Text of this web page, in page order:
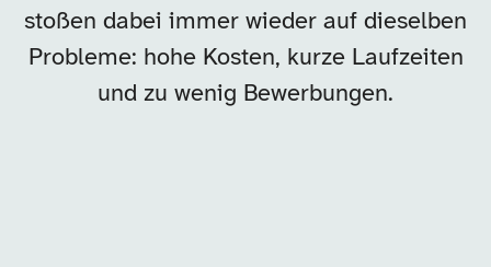
stoßen dabei immer wieder auf dieselben
Probleme: hohe Kosten, kurze Laufzeiten
und zu wenig Bewerbungen.